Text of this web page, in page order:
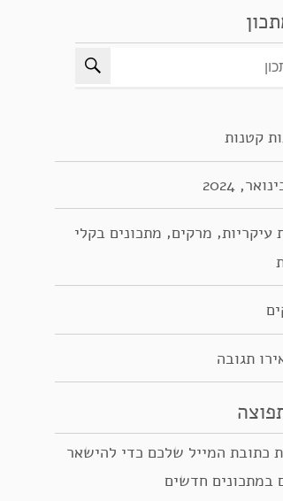
קטנות
עיקריות, מרקים, מתכונים בקלי
תגובה
כתובת המייל שלכם כדי להישאר
במתכונים חדשים